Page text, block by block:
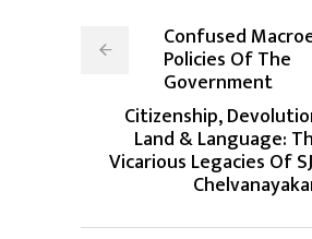
Confused
Policies Of The
Government
Citizenship,
Land & Language:
Vicarious Legacies Of